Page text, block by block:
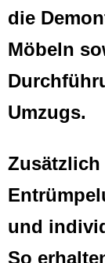
die
Möbeln
Umzugs.
und
So